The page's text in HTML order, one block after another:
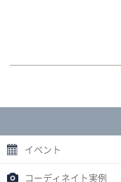
イベント
コーディネイト実例